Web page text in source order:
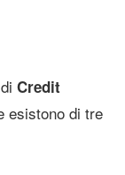
Credit
esistono di tre